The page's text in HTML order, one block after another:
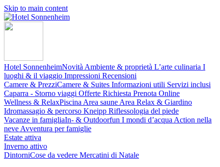
Skip to main content
Hotel SonnenheimNovità Ambiente & proprietà L’arte culinaria I
luoghi & il viaggio Impressioni Recensioni
Camere & PrezziCamere & Suites Informazioni utili Servizi inclusi
Caparra - Storno viaggi Offerte Richiesta Prenota Online
Wellness & RelaxPiscina Area saune Area Relax & Giardino
Idromassagio & percorso Kneipp Riflessologia del piede
Vacanze in famigliaIn- & Outdoorfun I mondi d’acqua Action nella
neve Avventura per famiglie
Estate attiva
Inverno attivo
DintorniCose da vedere Mercatini di Natale